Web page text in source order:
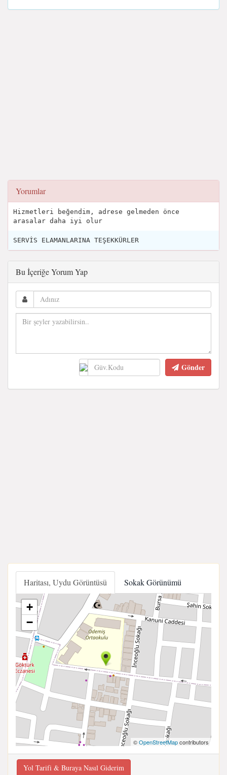
Yorumlar
Hizmetleri beğendim, adrese gelmeden önce
arasalar daha iyi olur
SERVİS ELAMANLARINA TEŞEKKÜRLER
Bu İçeriğe Yorum Yap
Gönder
Haritası, Uydu Görüntüsü Sokak Görünümü
+
−
©OpenStreetMapcontributors
Yol Tarifi & Buraya Nasıl Giderim